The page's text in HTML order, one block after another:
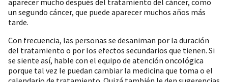
un segundo cáncer, que puede aparecer muchos años más
tarde.
Con frecuencia, las personas se desaniman por la duración
del tratamiento o por los efectos secundarios que tienen. Si
se siente así, hable con el equipo de atención oncológica
porque tal vez le puedan cambiar la medicina que toma o el